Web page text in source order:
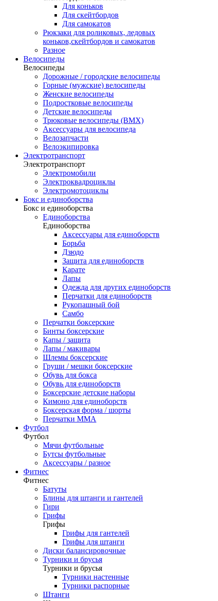
Для коньков
Для скейтбордов
Для самокатов
Рюкзаки для роликовых, ледовых
коньков,скейтбордов и самокатов
Разное
Велосипеды
Велосипеды
Дорожные / городские велосипеды
Горные (мужские) велосипеды
Женские велосипеды
Подростковые велосипеды
Детские велосипеды
Трюковые велосипеды (BMX)
Аксессуары для велосипеда
Велозапчасти
Велоэкипировка
Электротранспорт
Электротранспорт
Электромобили
Электроквадроциклы
Электромотоциклы
Бокс и единоборства
Бокс и единоборства
Единоборства
Единоборства
Аксессуары для единоборств
Борьба
Дзюдо
Защита для единоборств
Карате
Лапы
Одежда для других единоборств
Перчатки для единоборств
Рукопашный бой
Самбо
Перчатки боксерские
Бинты боксерские
Капы / защита
Лапы / макивары
Шлемы боксерские
Груши / мешки боксерские
Обувь для бокса
Обувь для единоборств
Боксерские детские наборы
Кимоно для единоборств
Боксерская форма / шорты
Перчатки ММА
Футбол
Футбол
Мячи футбольные
Бутсы футбольные
Аксессуары / разное
Фитнес
Фитнес
Батуты
Блины для штанги и гантелей
Гири
Грифы
Грифы
Грифы для гантелей
Грифы для штанги
Диски балансировочные
Турники и брусья
Турники и брусья
Турники настенные
Турники распорные
Штанги